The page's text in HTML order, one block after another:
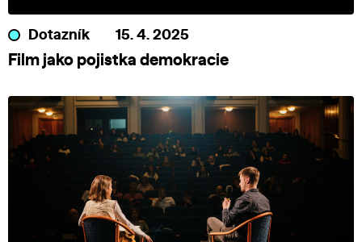
Dotazník 15. 4. 2025
Film jako pojistka demokracie